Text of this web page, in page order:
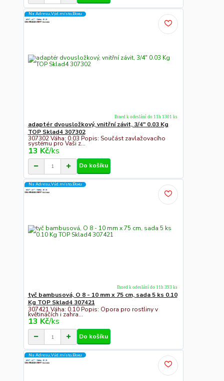
Na Adresu,Výd.místo,Boxu
adaptér dvousložkový, vnitřní závit, 3/4" 0.03 Kg
TOP Sklad4 307302
307302 Váha: 0.03 Popis: Součást zavlažovacího
systému pro Vaši z...
13 Kč/ks
Ihned k odeslání do 11h 1301 ks
Do košíku
Na Adresu,Výd.místo,Boxu
tyč bambusová, O 8 - 10 mm x 75 cm, sada 5 ks 0.10
Kg TOP Sklad4 307421
307421 Váha: 0.10 Popis: Opora pro rostliny v
květináčích i zahra...
13 Kč/ks
Ihned k odeslání do 11h 393 ks
Do košíku
Na Adresu,Výd.místo,Boxu